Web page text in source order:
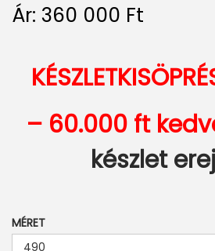
Ár: 360 000 Ft
– 60.000 ft
készlet
MÉRET